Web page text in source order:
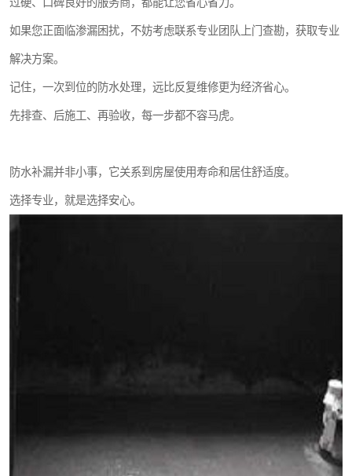
如果您正面临渗漏困扰，不妨考虑联系专业团队上门查勘，获取专业
解决方案。
记住，一次到位的防水处理，远比反复维修更为经济省心。
先排查、后施工、再验收，每一步都不容马虎。
防水补漏并非小事，它关系到房屋使用寿命和居住舒适度。
选择专业，就是选择安心。